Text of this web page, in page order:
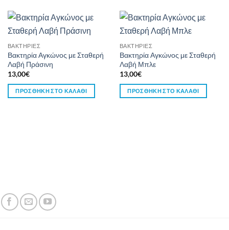
ΒΑΚΤΗΡΙΕΣ
Βακτηρία Αγκώνος με Σταθερή
Λαβή Πράσινη
13,00€
ΠΡΟΣΘΉΚΗ ΣΤΟ ΚΑΛΆΘΙ
ΒΑΚΤΗΡΙΕΣ
Βακτηρία Αγκώνος με Σταθερή
Λαβή Μπλε
13,00€
ΠΡΟΣΘΉΚΗ ΣΤΟ ΚΑΛΆΘΙ